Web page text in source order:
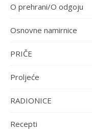
O prehrani/O odgoju
Osnovne namirnice
PRIČE
Proljeće
RADIONICE
Recepti